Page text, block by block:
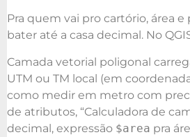
Pra quem vai pro cartório, área
bater até a casa decimal. No
Camada vetorial poligonal
UTM ou TM local (em
como medir em metro com
de atributos, “Calculadora de
decimal, expressão $area pra